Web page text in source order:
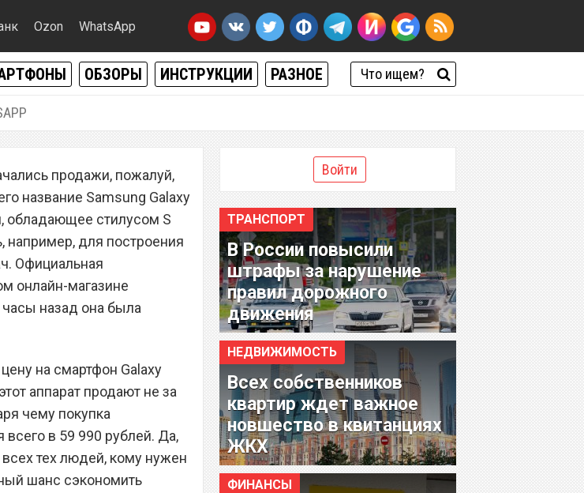
Ozon WhatsApp
ОБЗОРЫ ИНСТРУКЦИИ РАЗНОЕ
обрушил цену
продажи, пожалуй,
название Samsung Galaxy
обладающее стилусом S
например, для построения
Официальная
онлайн-магазине
назад она была
на смартфон Galaxy
аппарат продают не за
чему покупка
всего в 59 990 рублей. Да,
тех людей, кому нужен
шанс сэкономить
Войти
ТРАНСПОРТ
В России повысили
штрафы за нарушение
правил дорожного
движения
НЕДВИЖИМОСТЬ
Всех собственников
квартир ждет важное
новшество в квитанциях
ЖКХ
ФИНАНСЫ